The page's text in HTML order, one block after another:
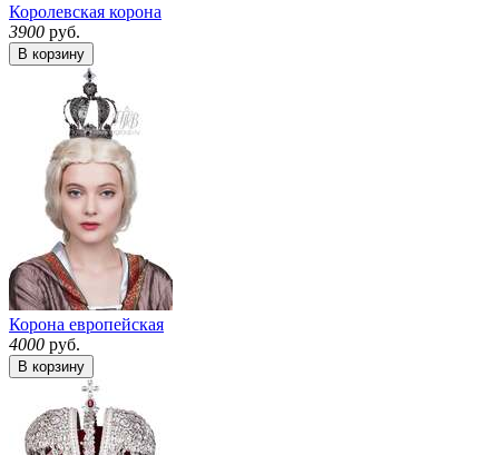
Королевская корона
3900 руб.
В корзину
Корона европейская
4000 руб.
В корзину